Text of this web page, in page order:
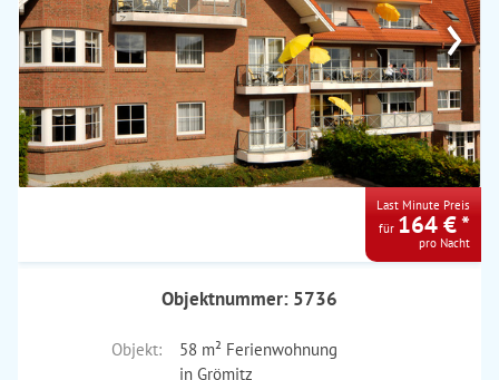
›
Last Minute Preis
für 164 € *
pro Nacht
Objektnummer: 5736
Objekt:
58 m² Ferienwohnung
in Grömitz